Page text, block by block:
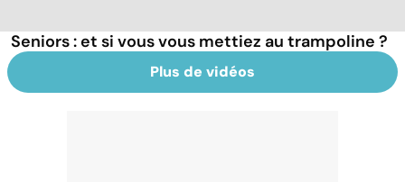
Seniors : et si vous vous mettiez au trampoline ?
Plus de vidéos